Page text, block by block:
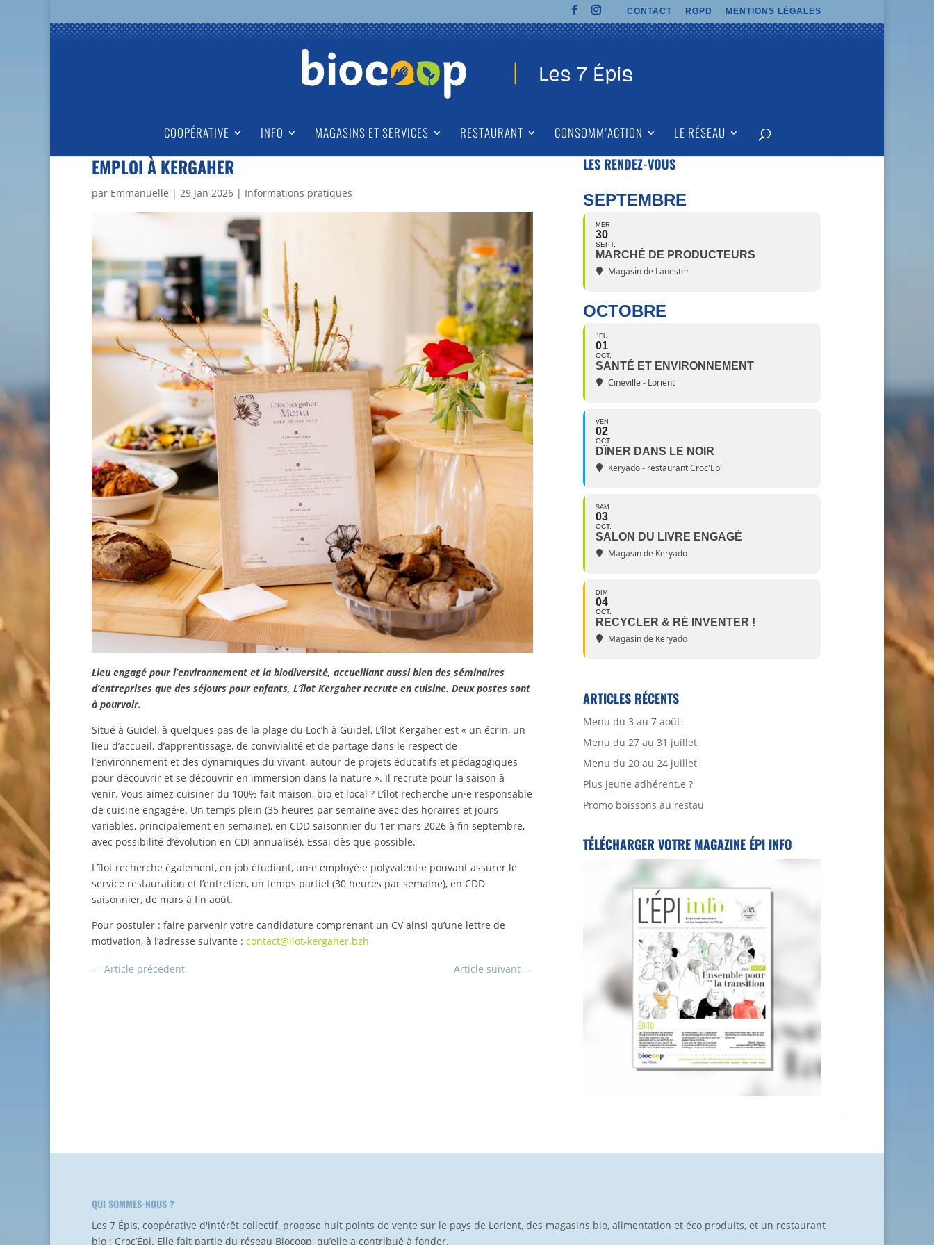
CONTACT RGPD MENTIONS LÉGALES
COOPÉRATIVE INFO MAGASINS ET SERVICES RESTAURANT CONSOMM’ACTION LE RÉSEAU
EMPLOI À KERGAHER
par Emmanuelle | 29 Jan 2026 | Informations pratiques
Lieu engagé pour l’environnement et la biodiversité, accueillant aussi bien des séminaires
d’entreprises que des séjours pour enfants, L’îlot Kergaher recrute en cuisine. Deux postes sont
à pourvoir.
Situé à Guidel, à quelques pas de la plage du Loc’h à Guidel, L’îlot Kergaher est « un écrin, un
lieu d’accueil, d’apprentissage, de convivialité et de partage dans le respect de
l’environnement et des dynamiques du vivant, autour de projets éducatifs et pédagogiques
pour découvrir et se découvrir en immersion dans la nature ». Il recrute pour la saison à
venir. Vous aimez cuisiner du 100% fait maison, bio et local ? L’îlot recherche un·e responsable
de cuisine engagé·e. Un temps plein (35 heures par semaine avec des horaires et jours
variables, principalement en semaine), en CDD saisonnier du 1er mars 2026 à fin septembre,
avec possibilité d’évolution en CDI annualisé). Essai dès que possible.
L’îlot recherche également, en job étudiant, un·e employé·e polyvalent·e pouvant assurer le
service restauration et l’entretien, un temps partiel (30 heures par semaine), en CDD
saisonnier, de mars à fin août.
Pour postuler : faire parvenir votre candidature comprenant un CV ainsi qu’une lettre de
motivation, à l’adresse suivante : contact@ilot-kergaher.bzh
← Article précédent Article suivant →
LES RENDEZ-VOUS
SEPTEMBRE
MER
30
SEPT.
MARCHÉ DE PRODUCTEURS
Magasin de Lanester
OCTOBRE
JEU
01
OCT.
SANTÉ ET ENVIRONNEMENT
Cinéville - Lorient
VEN
02
OCT.
DÎNER DANS LE NOIR
Keryado - restaurant Croc'Epi
SAM
03
OCT.
SALON DU LIVRE ENGAGÉ
Magasin de Keryado
DIM
04
OCT.
RECYCLER & RÉ INVENTER !
Magasin de Keryado
ARTICLES RÉCENTS
Menu du 3 au 7 août
Menu du 27 au 31 juillet
Menu du 20 au 24 juillet
Plus jeune adhérent.e ?
Promo boissons au restau
TÉLÉCHARGER VOTRE MAGAZINE ÉPI INFO
QUI SOMMES-NOUS ?
Les 7 Épis, coopérative d'intérêt collectif, propose huit points de vente sur le pays de Lorient, des magasins bio, alimentation et éco produits, et un restaurant
bio : Croc’Épi. Elle fait partie du réseau Biocoop, qu’elle a contribué à fonder.